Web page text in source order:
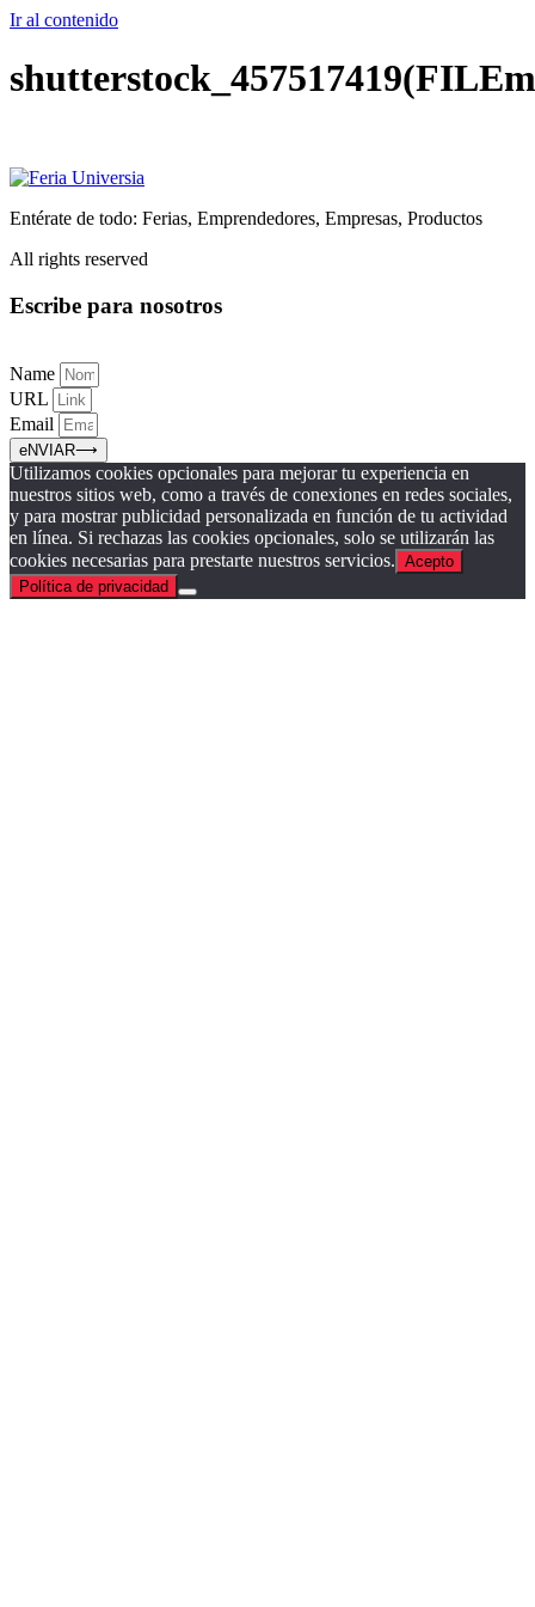
Ir al contenido
Entérate de todo: Ferias, Emprendedores, Empresas, Productos
All rights reserved
Escribe para nosotros
Name
URL
Email
eNVIAR⟶
Utilizamos cookies opcionales para mejorar tu experiencia en
nuestros sitios web, como a través de conexiones en redes sociales,
y para mostrar publicidad personalizada en función de tu actividad
en línea. Si rechazas las cookies opcionales, solo se utilizarán las
cookies necesarias para prestarte nuestros servicios. Acepto
Política de privacidad